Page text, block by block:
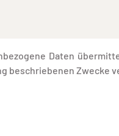
Daten
beschriebenen Zwecke